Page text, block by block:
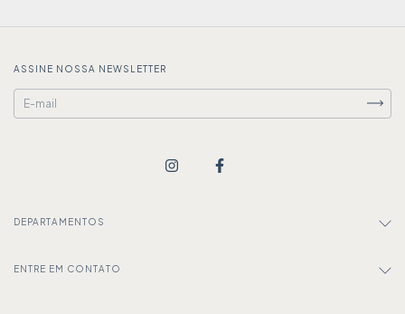
ASSINE NOSSA NEWSLETTER
DEPARTAMENTOS
ENTRE EM CONTATO